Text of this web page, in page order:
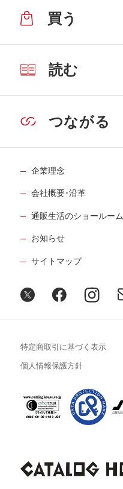
買う
読む
つながる
企業理念
会社概要･沿革
通販生活のショールーム
お知らせ
サイトマップ
特定商取引に基づく表示
個人情報保護方針